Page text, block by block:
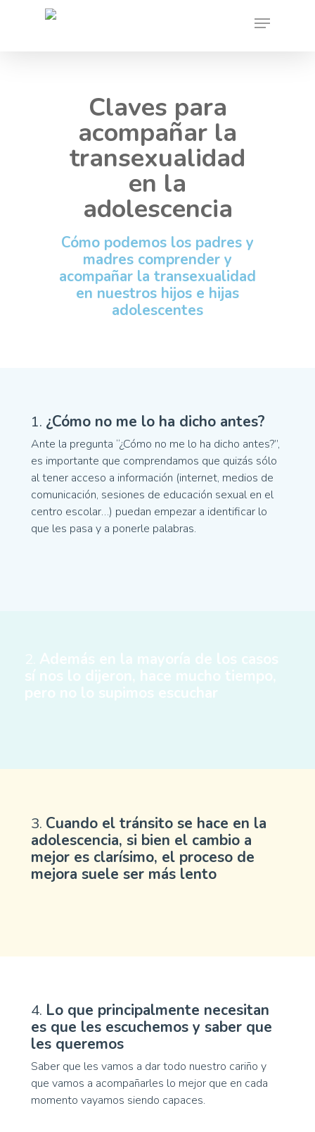
Menu
Claves para
acompañar la
transexualidad
en la
adolescencia
Cómo podemos los padres y
madres comprender y
acompañar la transexualidad
en nuestros hijos e hijas
adolescentes
1. ¿Cómo no me lo ha dicho antes?
Ante la pregunta “¿Cómo no me lo ha dicho antes?”,
es importante que comprendamos que quizás sólo
al tener acceso a información (internet, medios de
comunicación, sesiones de educación sexual en el
centro escolar…) puedan empezar a identificar lo
que les pasa y a ponerle palabras.
2. Además en la mayoría de los casos
sí nos lo dijeron, hace mucho tiempo,
pero no lo supimos escuchar
3. Cuando el tránsito se hace en la
adolescencia, si bien el cambio a
mejor es clarísimo, el proceso de
mejora suele ser más lento
4. Lo que principalmente necesitan
es que les escuchemos y saber que
les queremos
Saber que les vamos a dar todo nuestro cariño y
que vamos a acompañarles lo mejor que en cada
momento vayamos siendo capaces.